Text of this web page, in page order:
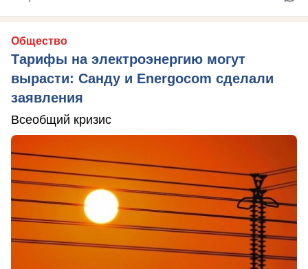
Общество
Тарифы на электроэнергию могут
вырасти: Санду и Energocom сделали
заявления
Всеобщий кризис